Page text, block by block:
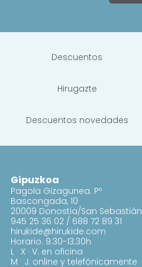
Descuentos
Hirugazte
Descuentos novedades
Gipuzkoa
Pagola Gizagunea. Pº
Bascongada, 10
20009 Donostia/San Sebastián
945 25 36 02 / 688 72 89 31
hirukide@hirukide.com
Horario: 9:30-13:30h
L · X · V: en oficina
M · J: online y telefónicamente